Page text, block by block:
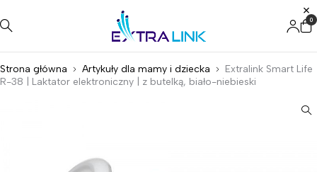
0
Strona główna Artykuły dla mamy i dziecka
Extralink Smart Life
R-38 | Laktator elektroniczny | z butelką, biało-niebieski